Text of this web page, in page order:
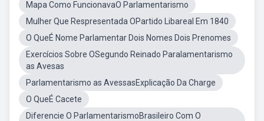
Mapa Como FuncionavaO Parlamentarismo
Mulher Que Respresentada OPartido Libareal Em 1840
O QueÉ Nome Parlamentar Dois Nomes Dois Prenomes
Exercícios Sobre OSegundo Reinado Paralamentarismo
as Avesas
Parlamentarismo as AvessasExplicação Da Charge
O QueÉ Cacete
Diferencie O ParlamentarismoBrasileiro Com O